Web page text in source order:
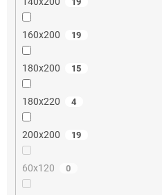
160x200 19
180x200 15
180x220 4
200x200 19
60x120 0